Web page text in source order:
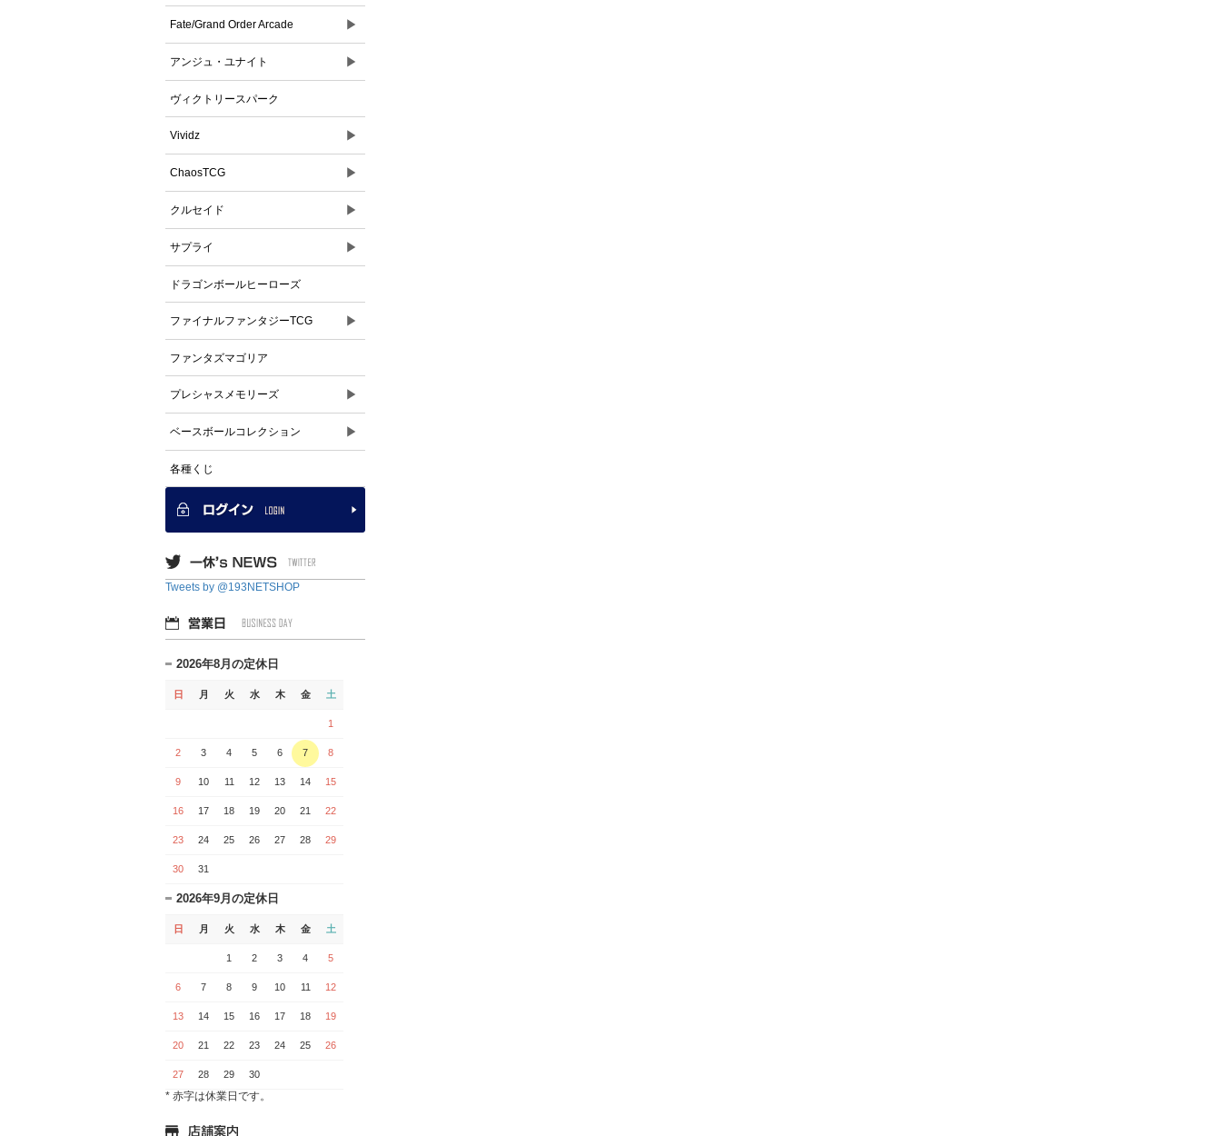
Fate/Grand Order Arcade ▶
アンジュ・ユナイト ▶
ヴィクトリースパーク
Vividz ▶
ChaosTCG ▶
クルセイド ▶
サプライ ▶
ドラゴンボールヒーローズ
ファイナルファンタジーTCG ▶
ファンタズマゴリア
プレシャスメモリーズ ▶
ベースボールコレクション ▶
各種くじ
Tweets by @193NETSHOP
2026年8月の定休日
日 月 火 水 木 金 土
1
2 3 4 5 6 7 8
9 10 11 12 13 14 15
16 17 18 19 20 21 22
23 24 25 26 27 28 29
30 31
2026年9月の定休日
日 月 火 水 木 金 土
1 2 3 4 5
6 7 8 9 10 11 12
13 14 15 16 17 18 19
20 21 22 23 24 25 26
27 28 29 30
* 赤字は休業日です。